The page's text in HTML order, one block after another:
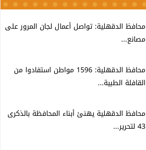
محافظ الدقهلية: تواصل أعمال لجان المرور على
مصانع...
محافظ الدقهلية: 1596 مواطن استفادوا من
القافلة الطبية...
محافظ الدقهلية يهنئ أبناء المحافظة بالذكرى
43 لتحرير...